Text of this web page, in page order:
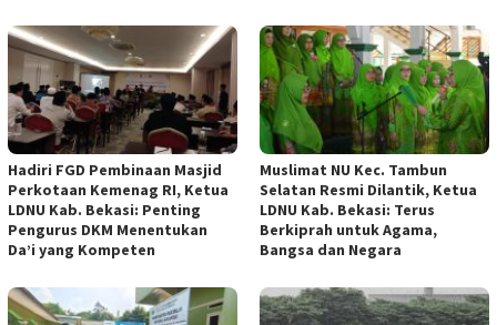
Hadiri FGD Pembinaan Masjid
Perkotaan Kemenag RI, Ketua
LDNU Kab. Bekasi: Penting
Pengurus DKM Menentukan
Da’i yang Kompeten
Muslimat NU Kec. Tambun
Selatan Resmi Dilantik, Ketua
LDNU Kab. Bekasi: Terus
Berkiprah untuk Agama,
Bangsa dan Negara